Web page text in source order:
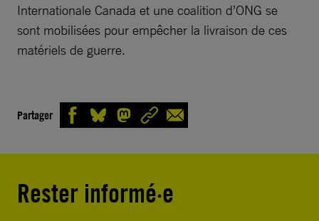
Internationale Canada et une coalition d’ONG se
sont mobilisées pour empêcher la livraison de ces
matériels de guerre.
Partager
Rester informé·e